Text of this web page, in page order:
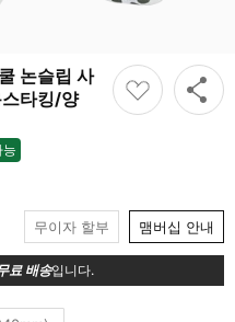
논슬립 사
타킹/양
능
능
무이자 할부 맴버십 안내
료 배송입니다.